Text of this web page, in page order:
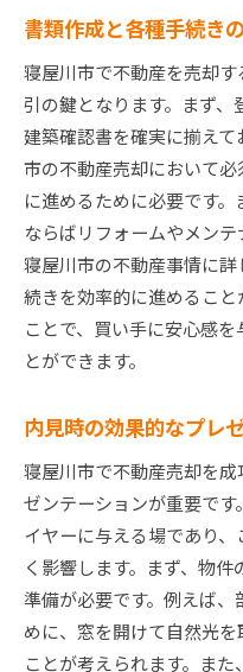
書類作成と各種手続き
寝屋川市で不動産を売却
引の鍵となります。まず、
建築確認書を確実に揃え
市の不動産売却において
に進めるために必要です
ならばリフォームやメンテ
寝屋川市の不動産事情に
続きを効率的に進めるこ
ことで、買い手に安心感
とができます。
内見時の効果的なプレ
寝屋川市で不動産売却を
ゼンテーションが重要で
イヤーに与える場であり
く影響します。まず、物
準備が必要です。例えば
めに、窓を開けて自然光
ことが考えられます。ま